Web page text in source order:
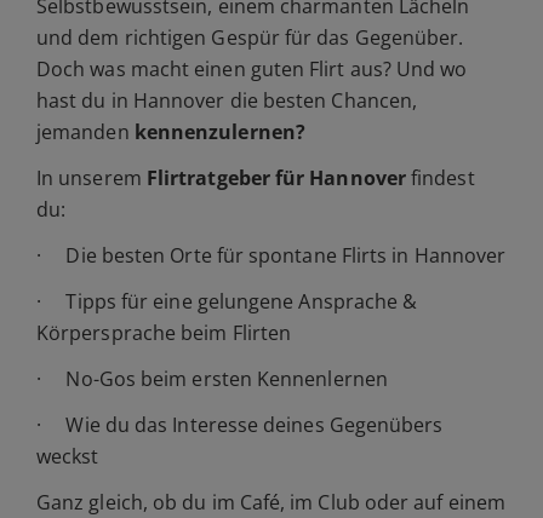
Selbstbewusstsein, einem charmanten Lächeln
und dem richtigen Gespür für das Gegenüber.
Doch was macht einen guten Flirt aus? Und wo
hast du in Hannover die besten Chancen,
jemanden kennenzulernen?
In unserem Flirtratgeber für Hannoverfindest
du:
· Die besten Orte für spontane Flirts in Hannover
· Tipps für eine gelungene Ansprache &
Körpersprache beim Flirten
· No-Gos beim ersten Kennenlernen
· Wie du das Interesse deines Gegenübers
weckst
Ganz gleich, ob du im Café, im Club oder auf einem